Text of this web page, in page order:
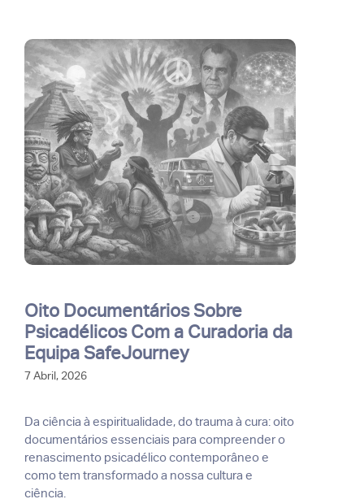
Oito Documentários Sobre
Psicadélicos Com a Curadoria da
Equipa SafeJourney
7 Abril, 2026
Da ciência à espiritualidade, do trauma à cura: oito
documentários essenciais para compreender o
renascimento psicadélico contemporâneo e
como tem transformado a nossa cultura e
ciência.